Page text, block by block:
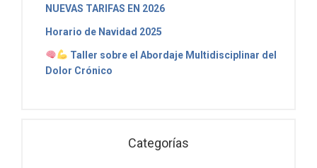
NUEVAS TARIFAS EN 2026
Horario de Navidad 2025
Taller sobre el Abordaje Multidisciplinar del
Dolor Crónico
Categorías